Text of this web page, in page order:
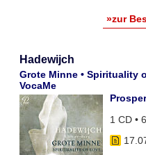
»zur
Hadewijch
Grote Minne • Spirituality
VocaMe
1 CD •